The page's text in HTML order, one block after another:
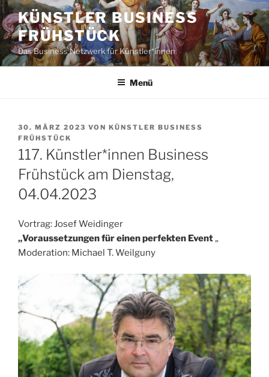
Zum
Inhalt
springen
KÜNSTLER BUSINESS
FRÜHSTÜCK
Das Business Netzwerk für Künstler*innen
Menü
VERÖFFENTLICHT
AM
30. MÄRZ 2023 VON KÜNSTLER BUSINESS
FRÜHSTÜCK
117. Künstler*innen Business
Frühstück am Dienstag,
04.04.2023
Vortrag: Josef Weidinger
„Voraussetzungen für einen perfekten Event„
Moderation: Michael T. Weilguny